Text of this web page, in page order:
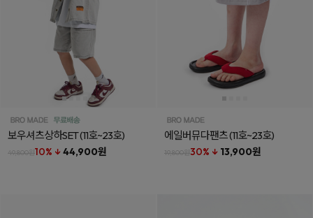
보우셔츠상하SET(11호~23호)
49,800원10% ↓ 44,900원
에일버뮤다팬츠(11호~23호)
19,800원30% ↓ 13,900원